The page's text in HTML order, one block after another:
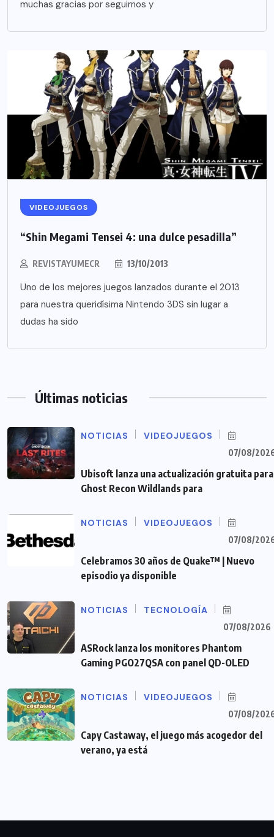
muchas gracias por seguirnos y
VIDEOJUEGOS
“Shin Megami Tensei 4: una dulce pesadilla”
REVISTAYUMECR 13/10/2013
Uno de los mejores juegos lanzados durante el 2013
para nuestra queridísima Nintendo 3DS sin lugar a
dudas ha sido
Últimas noticias
NOTICIAS VIDEOJUEGOS
07/08/
Ubisoft lanza una actualización gratuita para
Ghost Recon Wildlands para
NOTICIAS VIDEOJUEGOS
07/08/
Celebramos 30 años de Quake™ | Nuevo
episodio ya disponible
NOTICIAS TECNOLOGÍA
07/08/2026
ASRock lanza los monitores Phantom
Gaming PGO27QSA con panel QD-OLED
NOTICIAS VIDEOJUEGOS
07/08/
Capy Castaway, el juego más acogedor del
verano, ya está